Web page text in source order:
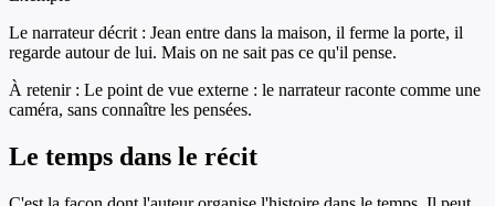
Le narrateur décrit : Jean entre dans la maison, il ferme la porte, il
regarde autour de lui. Mais on ne sait pas ce qu'il pense.
À retenir : Le point de vue externe : le narrateur raconte comme une
caméra, sans connaître les pensées.
Le temps dans le récit